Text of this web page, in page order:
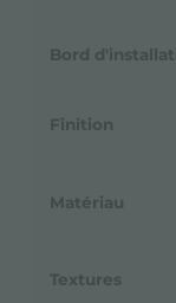
Bord
Finition
Matériau
Textures